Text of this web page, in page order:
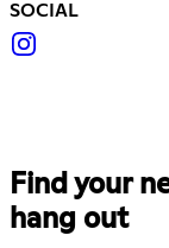
SOCIAL
Find your
hang out